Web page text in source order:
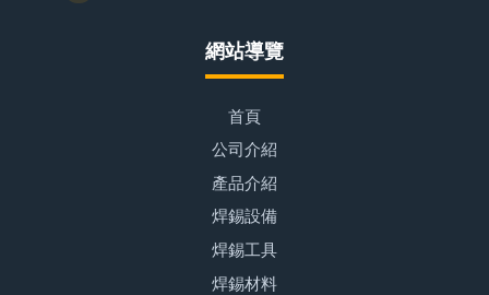
網站導覽
首頁
公司介紹
產品介紹
焊錫設備
焊錫工具
焊錫材料